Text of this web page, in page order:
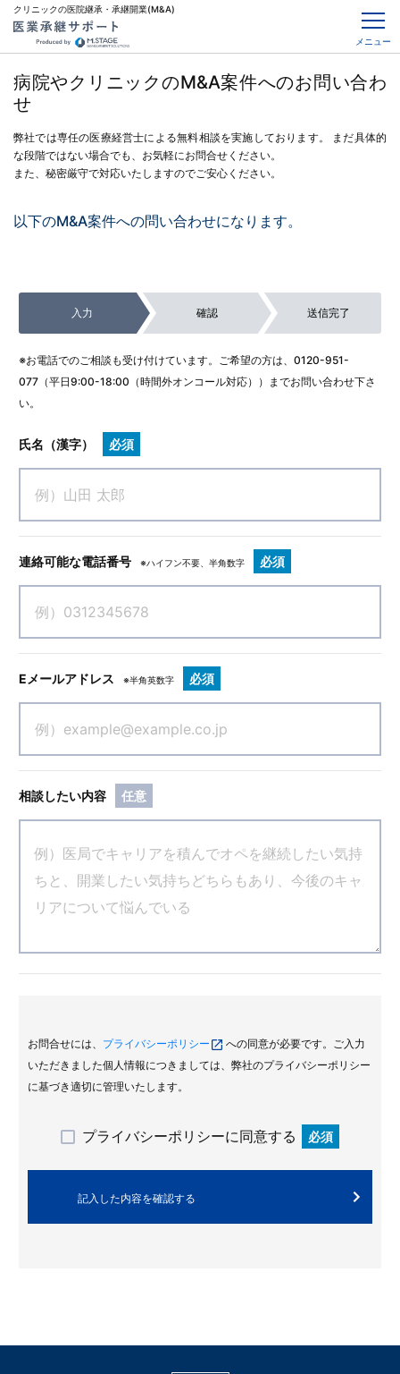
クリニックの医院継承・承継開業(M&A)
メニュー
病院やクリニックのM&A案件へのお問い合わ
せ
弊社では専任の医療経営士による無料相談を実施しております。
まだ具体的
な段階ではない場合でも、お気軽にお問合せください。
また、秘密厳守で対応いたしますのでご安心ください。
以下のM&A案件への問い合わせになります。
入力 確認 送信完了
※お電話でのご相談も受け付けています。ご希望の方は、 0120-951-
077 （平日9:00-18:00（時間外オンコール対応））までお問い合わせ下さ
い。
氏名（漢字） 必須
連絡可能な電話番号 ※ハイフン不要、半角数字 必須
Eメールアドレス ※半角英数字 必須
相談したい内容 任意
お問合せには、 プライバシーポリシー
への同意が必要です。ご入力
いただきました個人情報につきましては、弊社のプライバシーポリシー
に基づき適切に管理いたします。
プライバシーポリシーに同意する 必須